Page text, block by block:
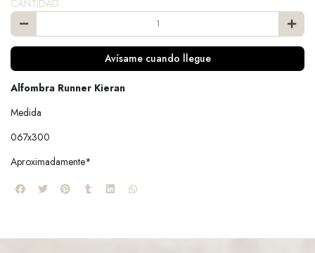
CANTIDAD
Avísame cuando llegue
Alfombra Runner Kieran
Medida
067x300
Aproximadamente*